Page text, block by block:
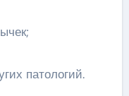
патологий.